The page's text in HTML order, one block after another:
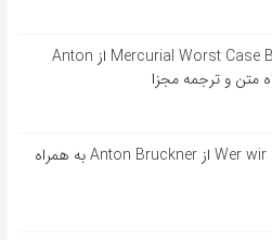
آهنگ آلمانی Mercurial Worst Case Band از Anton
آهنگ آلمانی Wer wir sind از Anton Bruckner به همراه